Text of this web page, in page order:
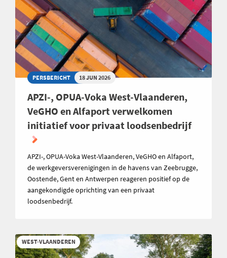
PERSBERICHT 18 JUN 2026
APZI-, OPUA-Voka West-Vlaanderen,
VeGHO en Alfaport verwelkomen
initiatief voor privaat loodsenbedrijf
APZI-, OPUA-Voka West-Vlaanderen, VeGHO en Alfaport,
de werkgeversverenigingen in de havens van Zeebrugge,
Oostende, Gent en Antwerpen reageren positief op de
aangekondigde oprichting van een privaat
loodsenbedrijf.
WEST-VLAANDEREN